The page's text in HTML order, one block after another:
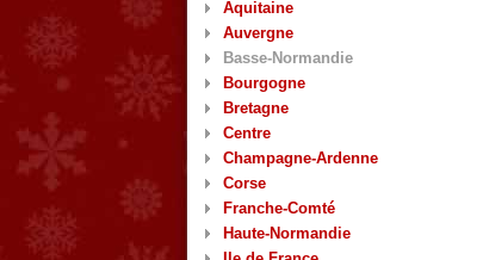
Aquitaine
Auvergne
Basse-Normandie
Bourgogne
Bretagne
Centre
Champagne-Ardenne
Corse
Franche-Comté
Haute-Normandie